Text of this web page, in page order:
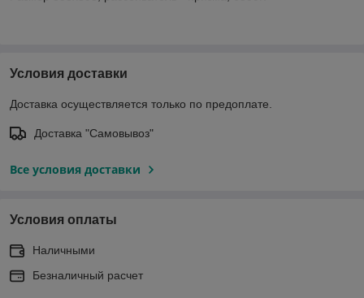
Условия доставки
Доставка осуществляется только по предоплате.
Доставка "Самовывоз"
Все условия доставки
Условия оплаты
Наличными
Безналичный расчет